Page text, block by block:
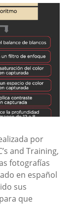
por
and Training,
fotografías
en español
sus
que